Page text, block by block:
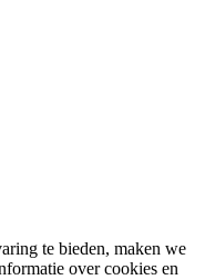
te bieden, maken we
over cookies en